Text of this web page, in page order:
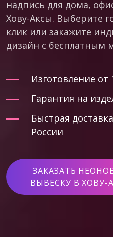
надпись для дома,
Хову-Аксы. Выберите
клик или закажите
дизайн с бесплатным
Изготовление от
Гарантия на
Быстрая
России
ЗАКАЗАТЬ
ВЫВЕСКУ В ХОВУ-